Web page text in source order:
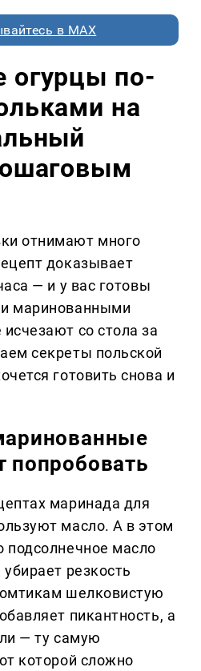
в MAX
огурцы по-
на
отнимают много
доказывает
— и у вас готовы
маринованными
со стола за
секреты польской
готовить снова и
попробовать
маринада для
масло. А в этом
подсолнечное масло
резкость
шелковистую
пикантность, а
— ту самую
которой сложно